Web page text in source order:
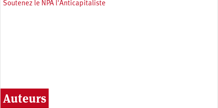
Soutenez le NPA l'Anticapitaliste
Auteurs